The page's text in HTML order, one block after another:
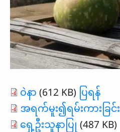
၀ဲနာ (612 KB) ပြရန်
အရက်မူး၍ရမ်းကားခြင်း
ရှေ့ဦးသူနာပြု (487 KB)